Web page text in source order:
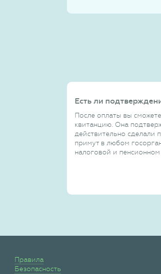
Есть ли
После оплаты вы
квитанцию. Она
действительно сделали
примут в любом
налоговой и пенсионном
Правила
Безопасность